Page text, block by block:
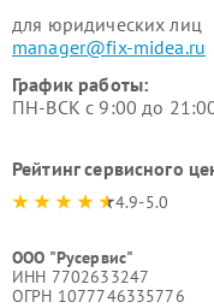
для юридических лиц
manager@fix-midea.ru
График работы:
ПН-ВСК с 9:00 до
Рейтинг сервисного
4.9-5.0
ООО "Русервис"
ИНН 7702633247
ОГРН 1077746335776